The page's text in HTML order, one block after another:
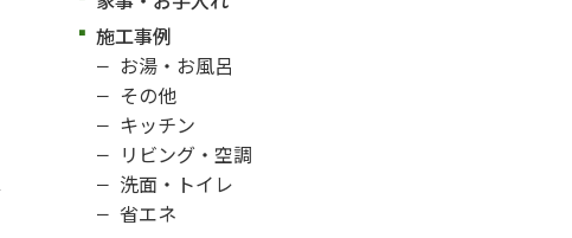
施工事例
お湯・お風呂
その他
キッチン
リビング・空調
洗面・トイレ
省エネ